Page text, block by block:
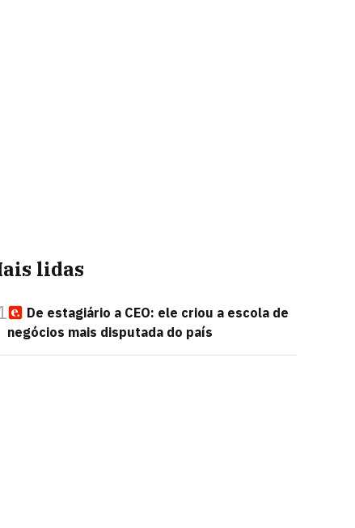
lidas
De estagiário a CEO: ele criou a escola de
negócios mais disputada do país